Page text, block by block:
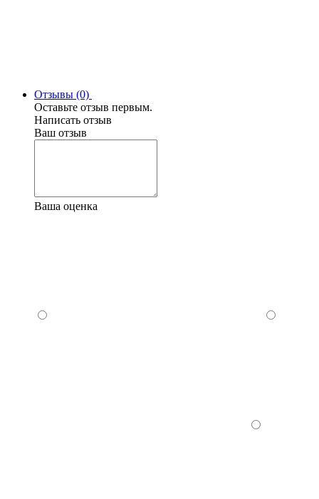
Отзывы (0)
Оставьте отзыв первым.
Написать отзыв
Ваш отзыв
Ваша оценка